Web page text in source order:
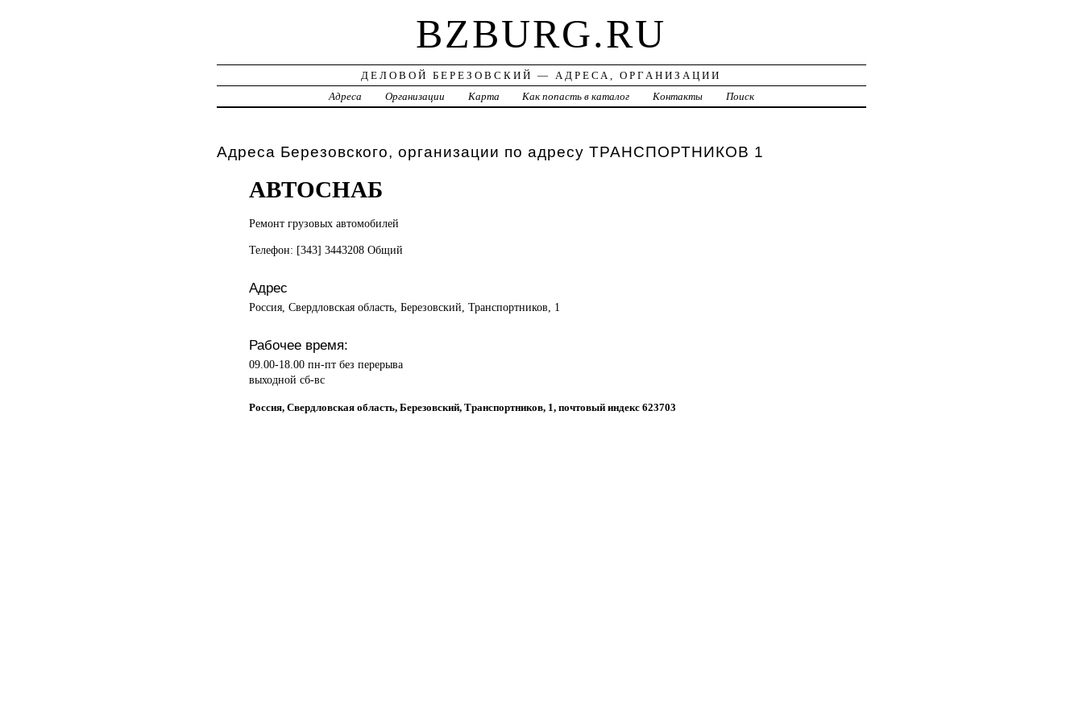
BZBURG.RU
ДЕЛОВОЙ БЕРЕЗОВСКИЙ — АДРЕСА, ОРГАНИЗАЦИИ
Адреса
Организации Карта Как попасть в каталог Контакты Поиск
Адреса Березовского, организации по адресу ТРАНСПОРТНИКОВ 1
АВТОСНАБ
Ремонт грузовых автомобилей
Телефон: [343] 3443208 Общий
Адрес
Россия, Свердловская область, Березовский, Транспортников, 1
Рабочее время:
09.00-18.00 пн-пт без перерыва
выходной сб-вс
Россия, Свердловская область, Березовский, Транспортников, 1, почтовый индекс 623703